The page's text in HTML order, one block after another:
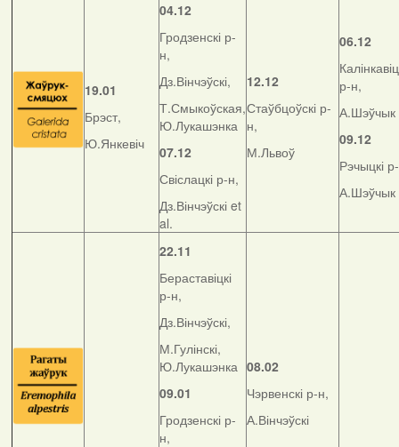
19.01
Брэст,
Ю.Янкевіч
04.12
Гродзенскі р-
н,
Дз.Вінчэўскі,
Т.Смыкоўская,
Ю.Лукашэнка
07.12
Свіслацкі р-н,
Дз.Вінчэўскі et
al.
12.12
Стаўбцоўскі р-
н,
М.Львоў
06.12
р-н,
А.Шэўчык
09.12
Рэчыцкі
А.Шэўчык
22.11
Бераставіцкі
р-н,
Дз.Вінчэўскі,
М.Гулінскі,
Ю.Лукашэнка
09.01
Гродзенскі р-
н,
08.02
Чэрвенскі р-н,
А.Вінчэўскі